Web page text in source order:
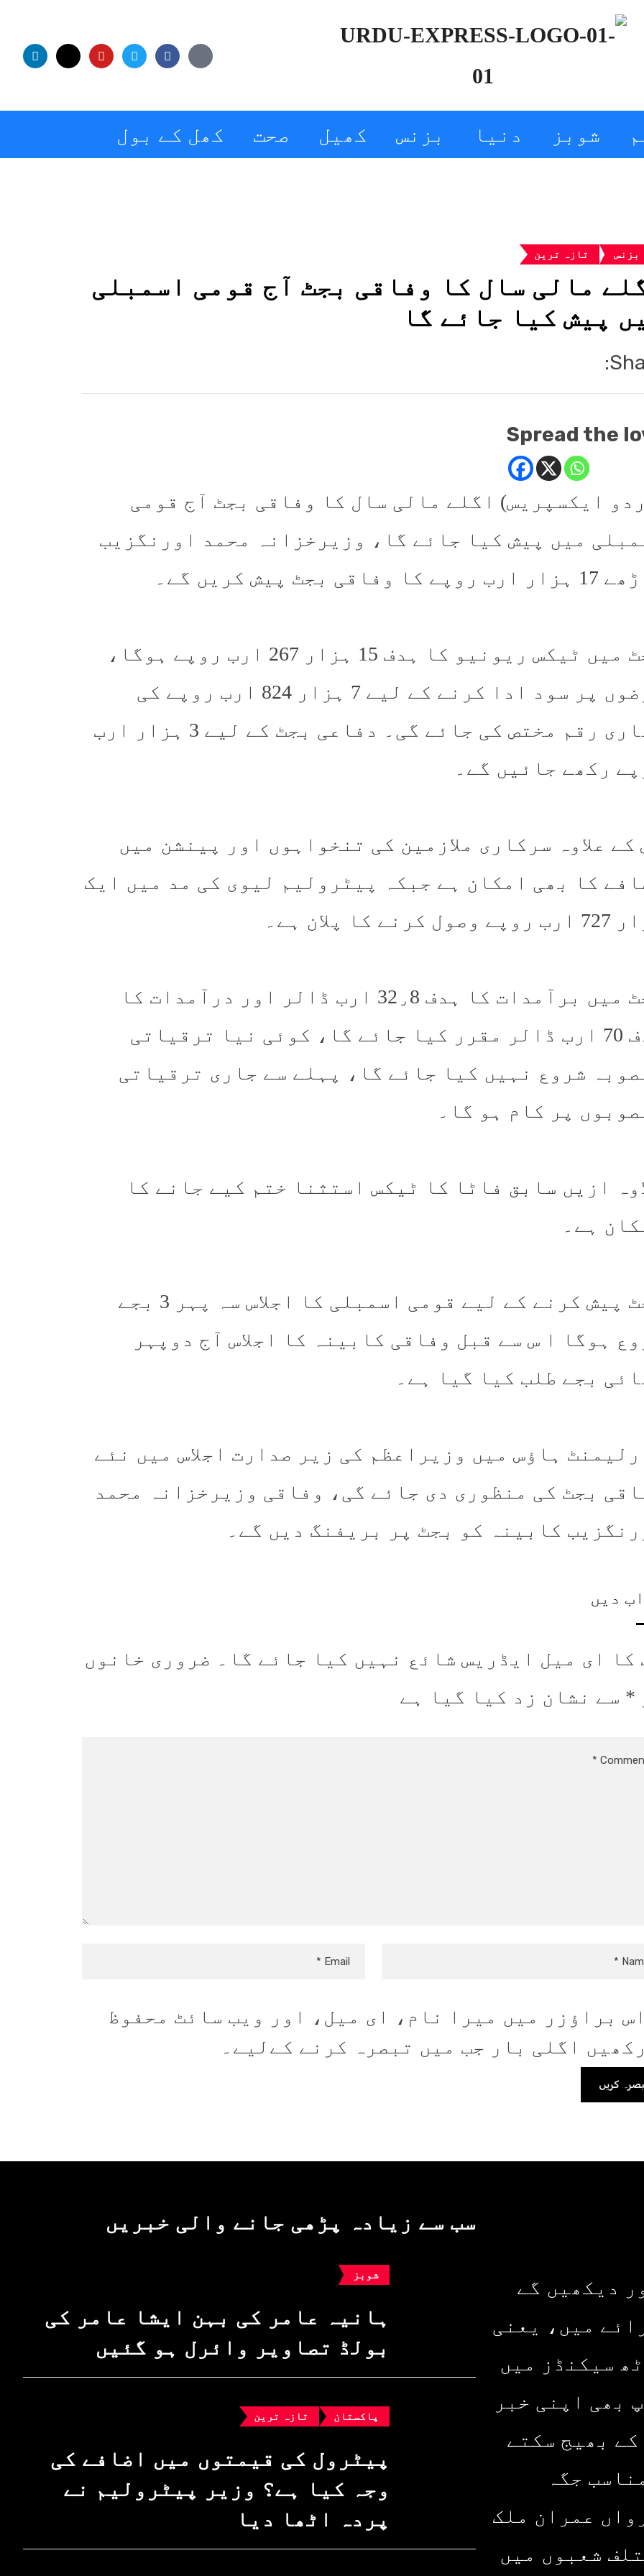
شوبز دنیا بزنس کھیل صحت کھل کے بول
بزنس تازہ ترین
مالی سال کا وفاقی بجٹ آج قومی اسمبلی
پیش کیا جائے گا
Spread the
ایکسپریس) اگلے مالی سال کا وفاقی بجٹ آج قومی
میں پیش کیا جائے گا، وزیرخزانہ محمد اورنگزیب
کا وفاقی بجٹ پیش کریں گے۔
بجٹ میں ٹیکس ریونیو کا ہدف 15 ہزار 267 ارب روپے ہوگا،
قرضوں پر سود ادا کرنے کے لیے 7 ہزار 824 ارب روپے کی
بھاری رقم مختص کی جائے گی۔ دفاعی بجٹ کے لیے 3 ہزار ارب
رکھے جائیں گے۔
کے علاوہ سرکاری ملازمین کی تنخواہوں اور پینشن میں
کا بھی امکان ہے جبکہ پیٹرولیم لیوی کی مد میں ایک
کرنے کا پلان ہے۔
بجٹ میں برآمدات کا ہدف 32٫8 ارب ڈالر اور درآمدات کا
ہدف 70 ارب ڈالر مقرر کیا جائے گا، کوئی نیا ترقیاتی
شروع نہیں کیا جائے گا، پہلے سے جاری ترقیاتی
پر کام ہو گا۔
ازیں سابق فاٹا کا ٹیکس استثنا ختم کیے جانے کا
ہے۔
بجٹ پیش کرنے کے لیے قومی اسمبلی کا اجلاس سہ پہر 3 بجے
ہوگا ا س سے قبل وفاقی کابینہ کا اجلاس آج دوپہر
بجے طلب کیا گیا ہے۔
ہاؤس میں وزیراعظم کی زیر صدارت اجلاس میں نئے
بجٹ کی منظوری دی جائے گی، وفاقی وزیرخزانہ محمد
کابینہ کو بجٹ پر بریفنگ دیں گے۔
دیں
کا ای میل ایڈریس شائع نہیں کیا جائے گا۔ ضروری خانوں
* سے نشان زد کیا گیا ہے
اس براؤزر میں میرا نام، ای میل، اور ویب سائٹ محفوظ
رکھیں اگلی بار جب میں تبصرہ کرنے کےلیے۔
دیکھیں گے
میں، یعنی
سیکنڈز میں
بھی اپنی خبر
کے بھیج سکتے
جگہ
عمران ملک
شعبوں میں
سب سے زیادہ پڑھی جانے والی خبریں
شوبز
ہانیہ عامر کی بہن ایشا عامر کی
بولڈ تصاویر وائرل ہو گئیں
پاکستان تازہ ترین
پیٹرول کی قیمتوں میں اضافے کی
وجہ کیا ہے؟ وزیرِ پیٹرولیم نے
پردہ اٹھا دیا